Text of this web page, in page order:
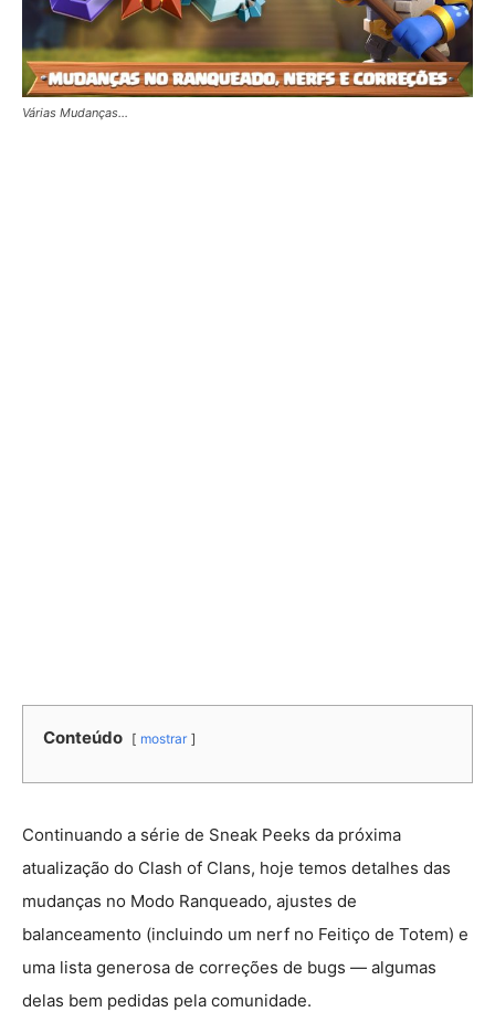
Várias Mudanças...
Conteúdo mostrar
Continuando a série de Sneak Peeks da próxima
atualização do Clash of Clans, hoje temos detalhes das
mudanças no Modo Ranqueado, ajustes de
balanceamento (incluindo um nerf no Feitiço de Totem) e
uma lista generosa de correções de bugs — algumas
delas bem pedidas pela comunidade.